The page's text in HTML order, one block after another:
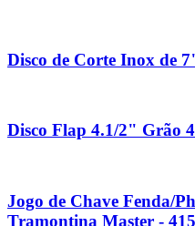
Disco de Corte Inox de
Disco Flap 4.1/2" Grão
Jogo de Chave Fenda/
Tramontina Master -